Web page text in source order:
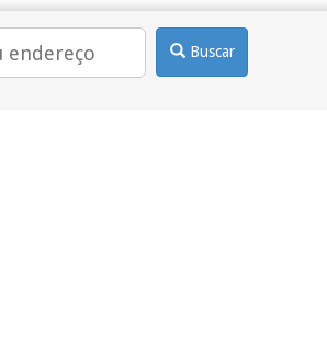
Buscar